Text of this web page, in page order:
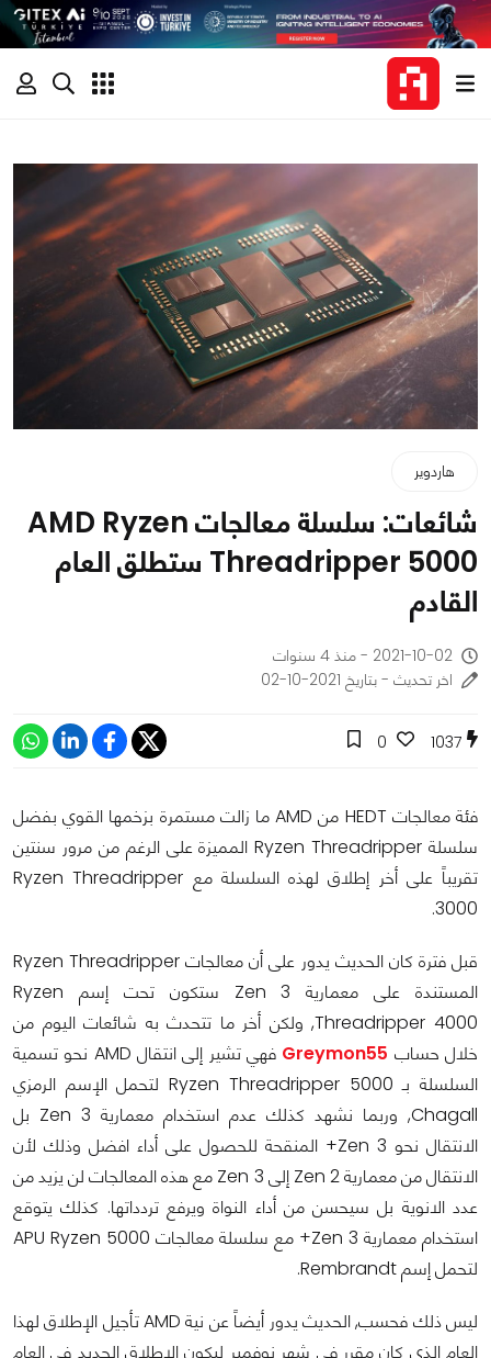
هاردوير
شائعات: سلسلة معالجات AMD Ryzen
Threadripper 5000 ستطلق العام
القادم
2021-10-02 - منذ 4 سنوات
اخر تحديث - بتاريخ 2021-10-02
1037
0
فئة معالجات HEDT من AMD ما زالت مستمرة بزخمها القوي بفضل
سلسلة Ryzen Threadripper المميزة على الرغم من مرور سنتين
تقريباً على أخر إطلاق لهذه السلسلة مع Ryzen Threadripper
3000.
قبل فترة كان الحديث يدور على أن معالجات Ryzen Threadripper
المستندة على معمارية Zen 3 ستكون تحت إسم Ryzen
Threadripper 4000, ولكن أخر ما تتحدث به شائعات اليوم من
خلال حساب Greymon55
فهي تشير إلى انتقال AMD نحو تسمية
السلسلة بـ Ryzen Threadripper 5000 لتحمل الإسم الرمزي
Chagall, وربما نشهد كذلك عدم استخدام معمارية Zen 3 بل
الانتقال نحو Zen 3+ المنقحة للحصول على أداء افضل وذلك لأن
الانتقال من معمارية Zen 2 إلى Zen 3 مع هذه المعالجات لن يزيد من
عدد الانوية بل سيحسن من أداء النواة ويرفع تردداتها. كذلك يتوقع
استخدام معمارية Zen 3+ مع سلسلة معالجات APU Ryzen 5000
لتحمل إسم Rembrandt.
ليس ذلك فحسب, الحديث يدور أيضاً عن نية AMD تأجيل الإطلاق لهذا
العام الذي كان مقرر في شهر نوفمبر ليكون الإطلاق الجديد في العام